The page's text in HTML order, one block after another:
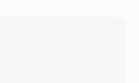
의 핵심 특성 중 하